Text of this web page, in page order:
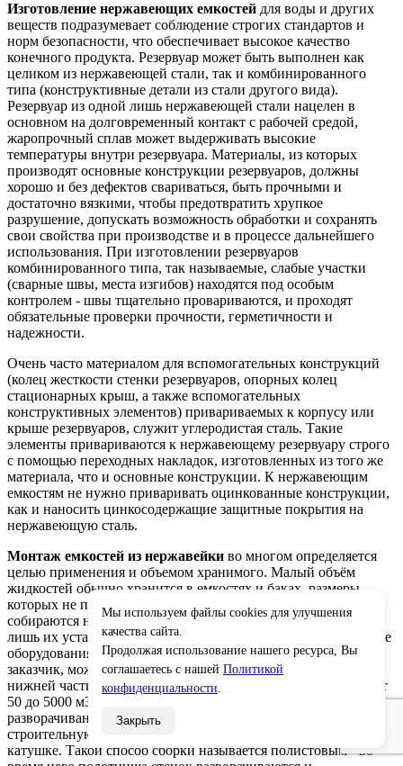
Изготовление нержавеющих емкостей для воды и других
веществ подразумевает соблюдение строгих стандартов и
норм безопасности, что обеспечивает высокое качество
конечного продукта. Резервуар может быть выполнен как
целиком из нержавеющей стали, так и комбинированного
типа (конструктивные детали из стали другого вида).
Резервуар из одной лишь нержавеющей стали нацелен в
основном на долговременный контакт с рабочей средой,
жаропрочный сплав может выдерживать высокие
температуры внутри резервуара. Материалы, из которых
производят основные конструкции резервуаров, должны
хорошо и без дефектов свариваться, быть прочными и
достаточно вязкими, чтобы предотвратить хрупкое
разрушение, допускать возможность обработки и сохранять
свои свойства при производстве и в процессе дальнейшего
использования. При изготовлении резервуаров
комбинированного типа, так называемые, слабые участки
(сварные швы, места изгибов) находятся под особым
контролем - швы тщательно провариваются, и проходят
обязательные проверки прочности, герметичности и
надежности.
Очень часто материалом для вспомогательных конструкций
(колец жесткости стенки резервуаров, опорных колец
стационарных крыш, а также вспомогательных
конструктивных элементов) привариваемых к корпусу или
крыше резервуаров, служит углеродистая сталь. Такие
элементы привариваются к нержавеющему резервуару строго
с помощью переходных накладок, изготовленных из того же
материала, что и основные конструкции. К нержавеющим
емкостям не нужно приваривать оцинкованные конструкции,
как и наносить цинкосодержащие защитные покрытия на
нержавеющую сталь.
Монтаж емкостей из нержавейки во многом определяется
целью применения и объемом хранимого. Малый объём
жидкостей обычно хранится в емкостях и баках, размеры
которых не превышают 100 м3, такие резервуары полностью
собираются на заводе, на месте эксплуатации производятся
лишь их установка и подключение ко всей остальной цепочке
оборудования. Крыша таких объектов, если того пожелает
заказчик, может иметь конусообразную форму с опорами в
нижней части корпуса. Монтаж более объёмных ёмкостей (от
50 до 5000 м3) производится путём поэтапного
разворачивания полотнищ стенок и днища, доставленных на
строительную площадку в виде рулонов на технологической
катушке. Такой способ сборки называется полистовым - во
Мы используем файлы cookies для улучшения
качества сайта.
Продолжая использование нашего ресурса, Вы
соглашаетесь с нашей Политикой
конфиденциальности.
Закрыть